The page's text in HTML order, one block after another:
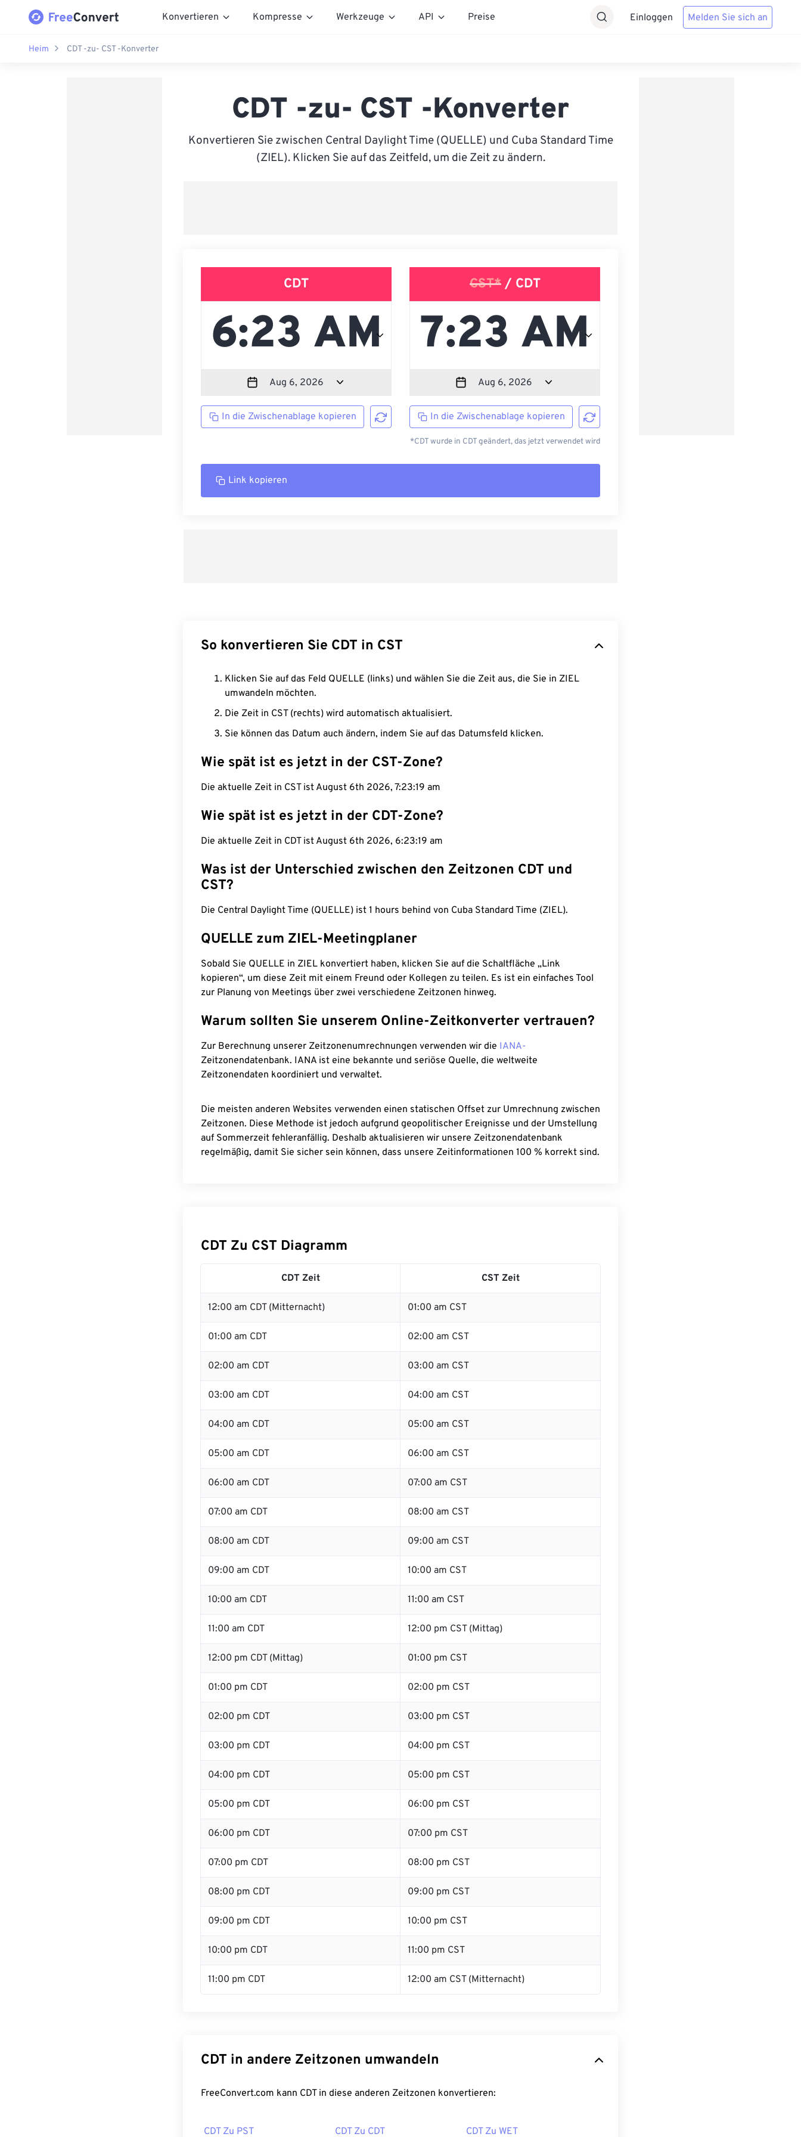
Konvertieren Kompresse Werkzeuge API Preise Einloggen Melden Sie sich an
Heim CDT -zu- CST -Konverter
CDT -zu- CST -Konverter
Konvertieren Sie zwischen Central Daylight Time (QUELLE) und Cuba Standard Time
(ZIEL). Klicken Sie auf das Zeitfeld, um die Zeit zu ändern.
CDT
In die Zwischenablage kopieren
CST*/ CDT
In die Zwischenablage kopieren
*CDT wurde in CDT geändert, das jetzt verwendet wird
Link kopieren
So konvertieren Sie CDT in CST
Klicken Sie auf das Feld QUELLE (links) und wählen Sie die Zeit aus, die Sie in ZIEL
umwandeln möchten.
Die Zeit in CST (rechts) wird automatisch aktualisiert.
Sie können das Datum auch ändern, indem Sie auf das Datumsfeld klicken.
Wie spät ist es jetzt in der CST-Zone?
Die aktuelle Zeit in CST ist August 6th 2026, 7:23:20 am
Wie spät ist es jetzt in der CDT-Zone?
Die aktuelle Zeit in CDT ist August 6th 2026, 6:23:20 am
Was ist der Unterschied zwischen den Zeitzonen CDT und
CST?
Die Central Daylight Time (QUELLE) ist 1 hours behind von Cuba Standard Time (ZIEL).
QUELLE zum ZIEL-Meetingplaner
Sobald Sie QUELLE in ZIEL konvertiert haben, klicken Sie auf die Schaltfläche „Link
kopieren“, um diese Zeit mit einem Freund oder Kollegen zu teilen. Es ist ein einfaches Tool
zur Planung von Meetings über zwei verschiedene Zeitzonen hinweg.
Warum sollten Sie unserem Online-Zeitkonverter vertrauen?
Zur Berechnung unserer Zeitzonenumrechnungen verwenden wir die IANA-
Zeitzonendatenbank. IANA ist eine bekannte und seriöse Quelle, die weltweite
Zeitzonendaten koordiniert und verwaltet.
Die meisten anderen Websites verwenden einen statischen Offset zur Umrechnung zwischen
Zeitzonen. Diese Methode ist jedoch aufgrund geopolitischer Ereignisse und der Umstellung
auf Sommerzeit fehleranfällig. Deshalb aktualisieren wir unsere Zeitzonendatenbank
regelmäßig, damit Sie sicher sein können, dass unsere Zeitinformationen 100 % korrekt sind.
CDT Zu CST Diagramm
CDT Zeit CST Zeit
12:00 am CDT (Mitternacht) 01:00 am CST
01:00 am CDT 02:00 am CST
02:00 am CDT 03:00 am CST
03:00 am CDT 04:00 am CST
04:00 am CDT 05:00 am CST
05:00 am CDT 06:00 am CST
06:00 am CDT 07:00 am CST
07:00 am CDT 08:00 am CST
08:00 am CDT 09:00 am CST
09:00 am CDT 10:00 am CST
10:00 am CDT 11:00 am CST
11:00 am CDT 12:00 pm CST (Mittag)
12:00 pm CDT (Mittag) 01:00 pm CST
01:00 pm CDT 02:00 pm CST
02:00 pm CDT 03:00 pm CST
03:00 pm CDT 04:00 pm CST
04:00 pm CDT 05:00 pm CST
05:00 pm CDT 06:00 pm CST
06:00 pm CDT 07:00 pm CST
07:00 pm CDT 08:00 pm CST
08:00 pm CDT 09:00 pm CST
09:00 pm CDT 10:00 pm CST
10:00 pm CDT 11:00 pm CST
11:00 pm CDT 12:00 am CST (Mitternacht)
CDT in andere Zeitzonen umwandeln
FreeConvert.com kann CDT in diese anderen Zeitzonen konvertieren:
CDT Zu PST CDT Zu CDT CDT Zu WET